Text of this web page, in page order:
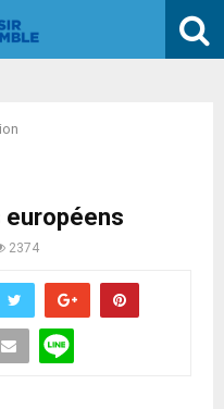
2374